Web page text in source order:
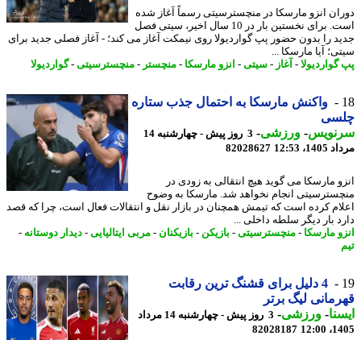
انزو مارسکا در منچسترسیتی رسماً آغاز شده
است. برای نخستین بار در 10 سال اخیر، سیتی فصل
را بدون حضور پپ گواردیولا روی نیمکت آغاز می کند؛ - آغاز فصلی جدید برای
آیا مارسکا ...
-آغاز -سیتی-انزو مارسکا -منچستر-منچسترسیتی-گواردیولا
واکنش مارسکا به احتمال جذب ستاره
-ورزشی-
3 روز پیش - چهارشنبه 14
12:53
82028627
مارسکا می گوید هیچ انتقالی به زودی در
انجام نخواهد شد. مارسکا به وضوح
کرده است که تیمش همچنان در بازار نقل و انتقالات فعال است، چرا که قصد
بار دیگر سلطه داخلی ...
مارسکا -منچسترسیتی-بازیکن -بازیکنان-مربی ایتالیایی-دیدار دوستانه-
4 دلیل برای قشنگ ترین رقابت
لیگ برتر
-ورزشی-
3 روز پیش - چهارشنبه 14 مرداد
82028187